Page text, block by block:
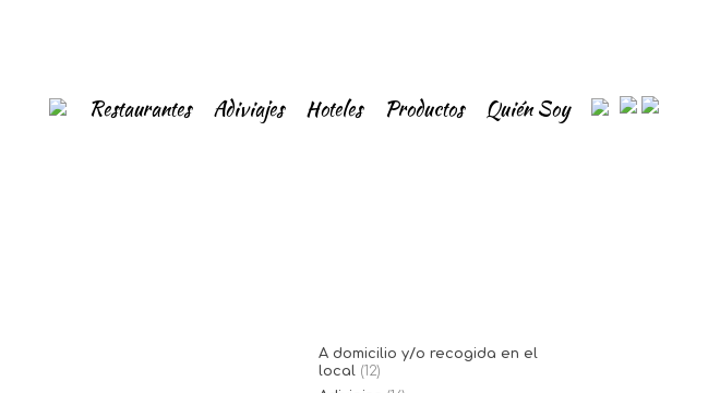
Restaurantes Adiviajes Hoteles Productos Quién Soy
A domicilio y/o recogida en el
local (12)